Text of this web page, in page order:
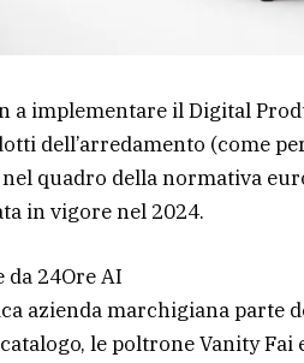
a implementare il Digital
dell’arredamento (come
quadro della normativa
in vigore nel 2024.
24Ore AI
azienda marchigiana parte
le poltrone Vanity Fai